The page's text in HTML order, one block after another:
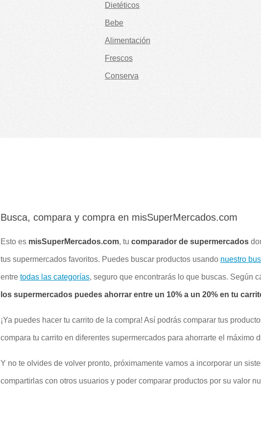
Dietéticos
Bebe
Alimentación
Frescos
Conserva
Busca, compara y compra en misSuperMercados.com
Esto es misSuperMercados.com, tu comparador de supermercados
tus supermercados favoritos. Puedes buscar productos usando nuestro
entre todas las categorías, seguro que encontrarás lo que buscas. Según
los supermercados puedes ahorrar entre un 10% a un 20% en tu
¡Ya puedes hacer tu carrito de la compra! Así podrás comparar tus
compara tu carrito en diferentes supermercados para ahorrarte el máximo
Y no te olvides de volver pronto, próximamente vamos a incorporar un
compartirlas con otros usuarios y poder comparar productos por su valor